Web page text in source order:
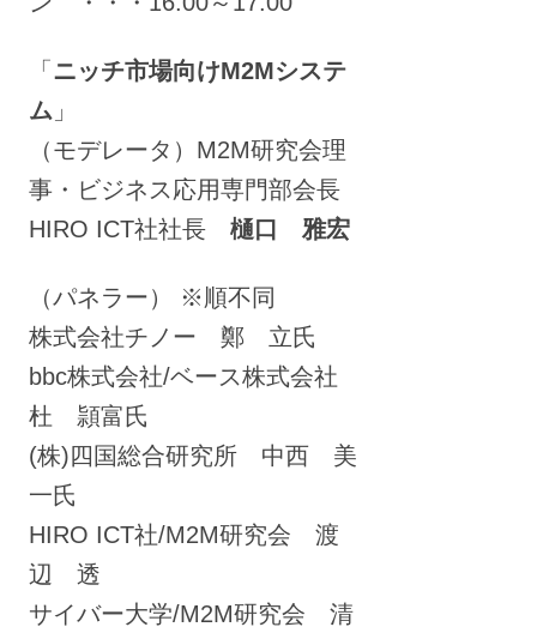
「 ニッチ市場向けM2Mシステ
ム 」
（モデレータ）M2M研究会理
事・ビジネス応用専門部会長
HIRO ICT社社長 樋口 雅宏
（パネラー） ※順不同
株式会社チノー 鄭 立氏
bbc株式会社/ベース株式会社
杜 頴富氏
(株)四国総合研究所 中西 美
一氏
HIRO ICT社/M2M研究会 渡
辺 透
サイバー大学/M2M研究会 清